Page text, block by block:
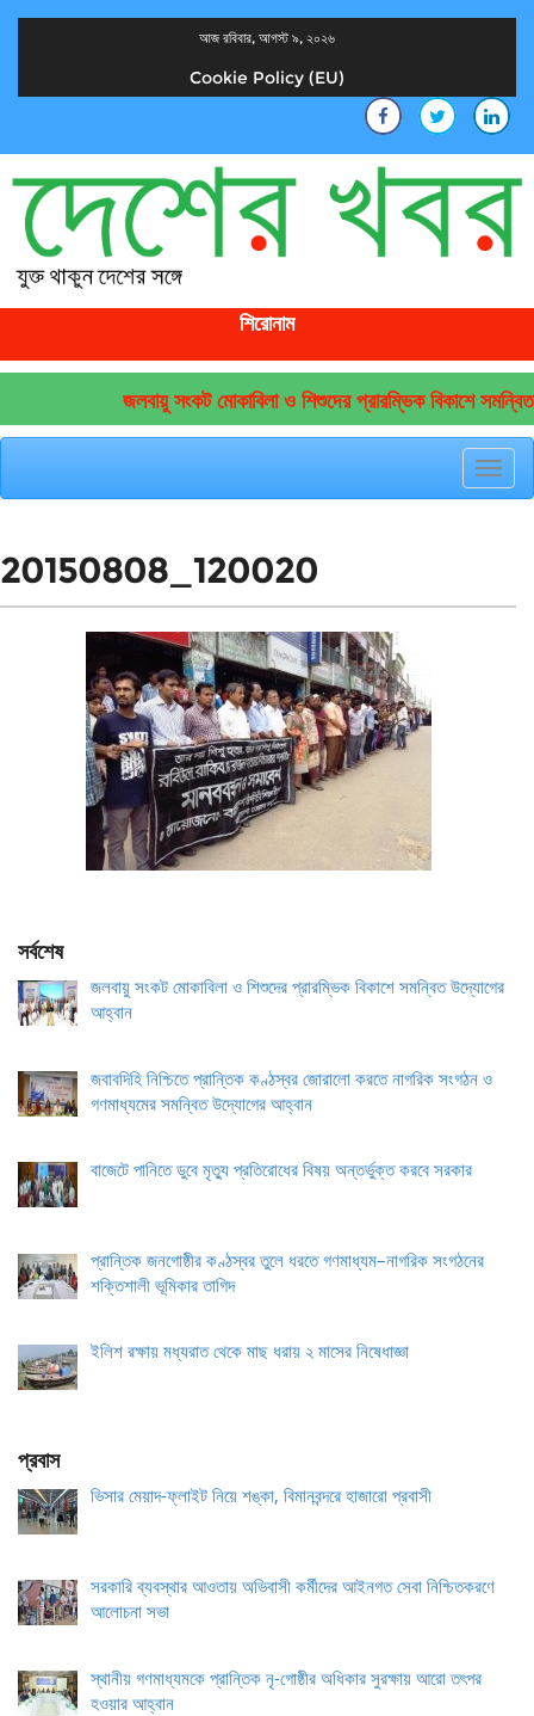
আজ রবিবার, আগস্ট ৯, ২০২৬
Cookie Policy (EU)
শিরোনাম
জলবায়ু সংকট মোকাবিলা ও শিশুদের প্রারম্ভিক বিকাশে
20150808_120020
সর্বশেষ
জলবায়ু সংকট মোকাবিলা ও শিশুদের প্রারম্ভিক বিকাশে সমন্বিত উদ্যোগের
আহ্বান
জবাবদিহি নিশ্চিতে প্রান্তিক কণ্ঠস্বর জোরালো করতে নাগরিক সংগঠন ও
গণমাধ্যমের সমন্বিত উদ্যোগের আহ্বান
বাজেটে পানিতে ডুবে মৃত্যু প্রতিরোধের বিষয় অন্তর্ভুক্ত করবে সরকার
প্রান্তিক জনগোষ্ঠীর কণ্ঠস্বর তুলে ধরতে গণমাধ্যম–নাগরিক সংগঠনের
শক্তিশালী ভূমিকার তাগিদ
ইলিশ রক্ষায় মধ্যরাত থেকে মাছ ধরায় ২ মাসের নিষেধাজ্ঞা
প্রবাস
ভিসার মেয়াদ-ফ্লাইট নিয়ে শঙ্কা, বিমানবন্দরে হাজারো প্রবাসী
সরকারি ব্যবস্থার আওতায় অভিবাসী কর্মীদের আইনগত সেবা নিশ্চিতকরণে
আলোচনা সভা
স্থানীয় গণমাধ্যমকে প্রান্তিক নৃ-গোষ্ঠীর অধিকার সুরক্ষায় আরো তৎপর
হওয়ার আহ্বান